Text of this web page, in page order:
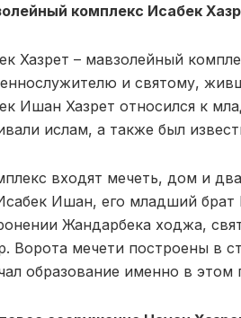
комплекс Исабек
Хазрет – мавзолейный
и святому,
Ишан Хазрет относился к
ислам, а также был
входят мечеть, дом и
Ишан, его младший
Жандарбека ходжа,
Ворота мечети построены в
образование именно в этом